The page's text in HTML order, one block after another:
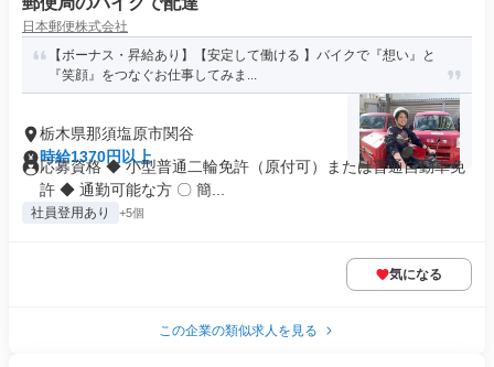
日本郵便株式会社
【ボーナス・昇給あり】【安定して働ける 】バイクで『想い』と
『笑顔』をつなぐお仕事してみま...
栃木県那須塩原市関谷
時給1370円以上
応募資格 ◆ 小型普通二輪免許（原付可）または普通自動車免
許 ◆ 通勤可能な方 〇 簡...
社員登用あり +5個
気になる
この企業の類似求人を見る